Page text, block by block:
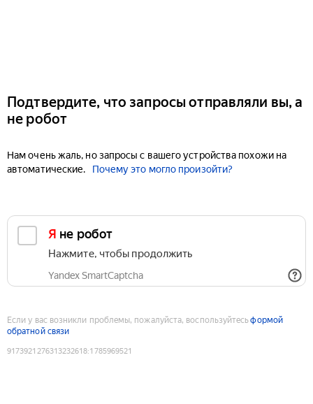
Подтвердите, что запросы отправляли вы, а
не робот
Нам очень жаль, но запросы с вашего устройства похожи на
автоматические.
Почему это могло произойти?
Я не робот
Нажмите, чтобы продолжить
Yandex SmartCaptcha
Если у вас возникли проблемы, пожалуйста, воспользуйтесьформой
обратной связи
9173921276313232618:1785969521